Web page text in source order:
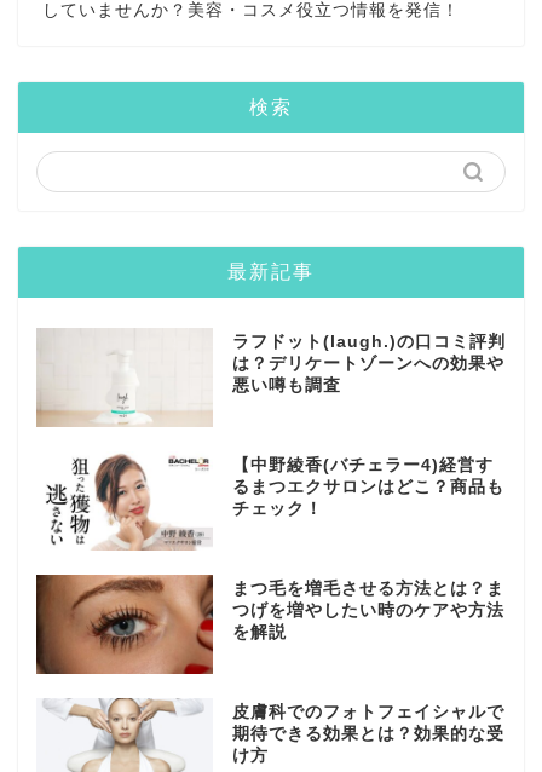
していませんか？美容・コスメ役立つ情報を発信！
検索
最新記事
ラフドット(laugh.)の口コミ評判
は？デリケートゾーンへの効果や
悪い噂も調査
【中野綾香(バチェラー4)経営す
るまつエクサロンはどこ？商品も
チェック！
まつ毛を増毛させる方法とは？ま
つげを増やしたい時のケアや方法
を解説
皮膚科でのフォトフェイシャルで
期待できる効果とは？効果的な受
け方